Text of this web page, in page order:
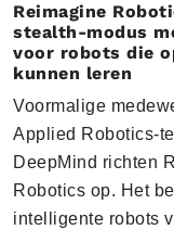
Reimagine
stealth-modus
voor robots die
kunnen leren
Voormalige
Applied Robotics-
DeepMind richten
Robotics op. Het
intelligente robots